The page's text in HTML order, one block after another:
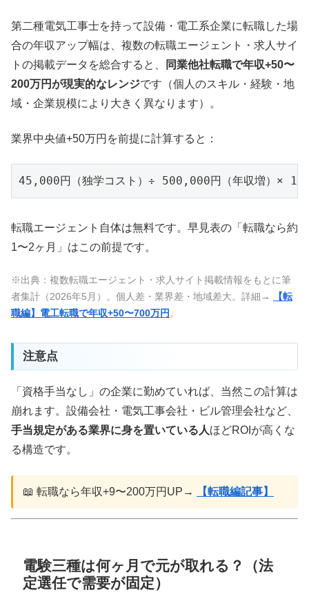
第二種電気工事士を持って設備・電工系企業に転職した場
合の年収アップ幅は、複数の転職エージェント・求人サイ
トの掲載データを総合すると、
同業他社転職で年収+50〜
200万円が現実的なレンジです（個人のスキル・経験・地
域・企業規模により大きく異なります）。
業界中央値+50万円を前提に計算すると：
転職エージェント自体は無料です。早見表の「転職なら約
1〜2ヶ月」はこの前提です。
※出典：複数転職エージェント・求人サイト掲載情報をもとに筆
者集計（2026年5月）。個人差・業界差・地域差大。詳細→
【転
職編】電工転職で年収+50〜700万円 。
注意点
「資格手当なし」の企業に勤めていれば、当然この計算は
崩れます。設備会社・電気工事会社・ビル管理会社など、
手当規定がある業界に身を置いている人ほどROIが高くな
る構造です。
📖 転職なら年収+9〜200万円UP→ 【転職編記事】
電験三種は何ヶ月で元が取れる？（法
定選任で需要が固定）